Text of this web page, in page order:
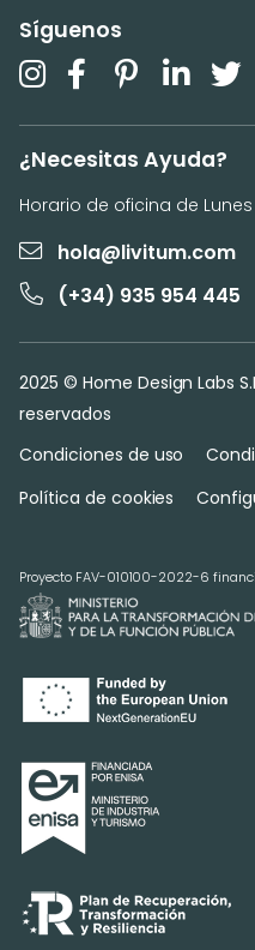
Síguenos
¿Necesitas Ayuda?
Horario de oficina de
hola@livitum.com
(+34) 935 954 445
2025 © Home Design Labs
reservados
Condiciones de uso
Política de cookies
Proyecto FAV-010100-2022-6